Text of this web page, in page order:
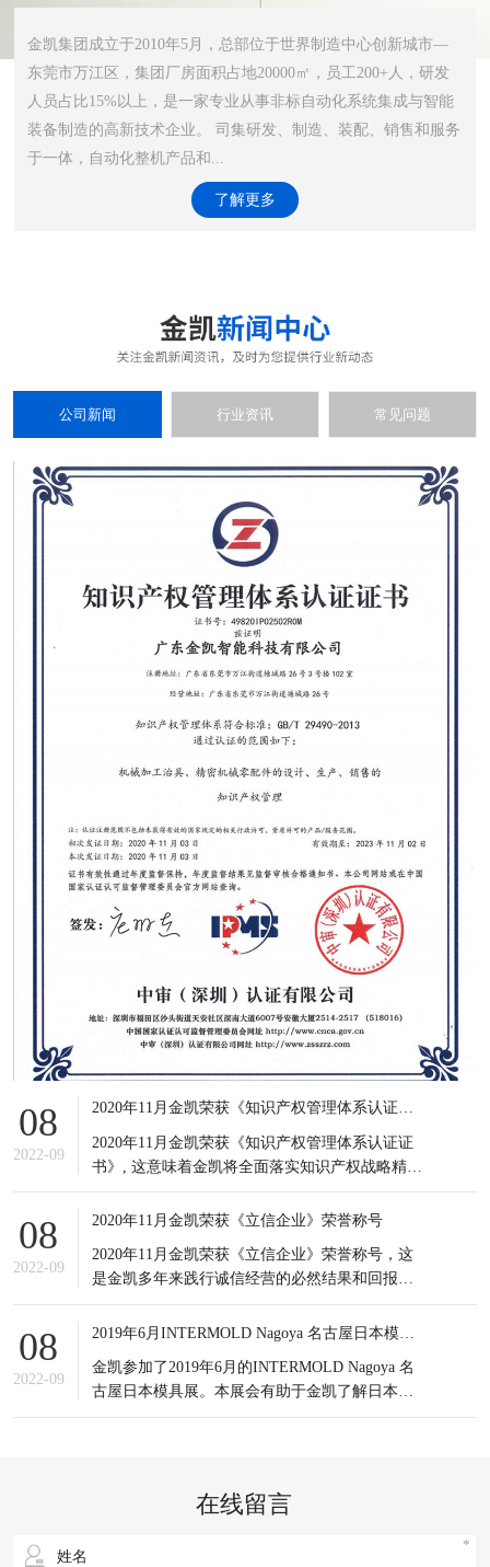
金凯集团成立于2010年5月，总部位于世界制造中心创新城市—
东莞市万江区，集团厂房面积占地20000㎡，员工200+人，研发
人员占比15%以上，是一家专业从事非标自动化系统集成与智能
装备制造的高新技术企业。 司集研发、制造、装配、销售和服务
于一体，自动化整机产品和...
了解更多
公司新闻 行业资讯 常见问题
08
2022-09
2020年11月金凯荣获《知识产权管理体系认证证书》
2020年11月金凯荣获《知识产权管理体系认证证
书》, 这意味着金凯将全面落实知识产权战略精
神，积极应对知识产权竞争态势，有效提高知识
产权对企业经营发展的贡献水平。
08
2022-09
2020年11月金凯荣获《立信企业》荣誉称号
2020年11月金凯荣获《立信企业》荣誉称号，这
是金凯多年来践行诚信经营的必然结果和回报，
更是金凯所有员工的共同荣耀，可谓实至名归。
信誉是企业之基，生存之本，是企业最宝贵的无
08
2022-09
2019年6月INTERMOLD Nagoya 名古屋日本模具展
金凯参加了2019年6月的INTERMOLD Nagoya 名
古屋日本模具展。本展会有助于金凯了解日本当
前新的市场发展情况以及设备制造商的产品更新
研发等方面的综合实力。
在线留言